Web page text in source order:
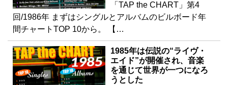
「TAP the CHART」第4
回/1986年 まずはシングルとアルバムのビルボード年
間チャートTOP 10から。 【…
1985年は伝説の“ライヴ・
エイド”が開催され、音楽
を通じて世界が一つになろ
うとした